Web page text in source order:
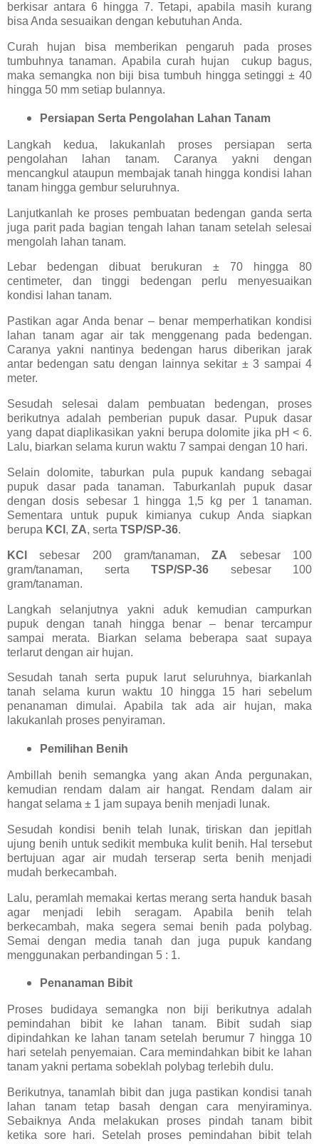
berkisar antara 6 hingga 7. Tetapi, apabila masih kurang
bisa Anda sesuaikan dengan kebutuhan Anda.
Curah hujan bisa memberikan pengaruh pada proses
tumbuhnya tanaman. Apabila curah hujan cukup bagus,
maka semangka non biji bisa tumbuh hingga setinggi ± 40
hingga 50 mm setiap bulannya.
Persiapan Serta Pengolahan Lahan Tanam
Langkah kedua, lakukanlah proses persiapan serta
pengolahan lahan tanam. Caranya yakni dengan
mencangkul ataupun membajak tanah hingga kondisi lahan
tanam hingga gembur seluruhnya.
Lanjutkanlah ke proses pembuatan bedengan ganda serta
juga parit pada bagian tengah lahan tanam setelah selesai
mengolah lahan tanam.
Lebar bedengan dibuat berukuran ± 70 hingga 80
centimeter, dan tinggi bedengan perlu menyesuaikan
kondisi lahan tanam.
Pastikan agar Anda benar – benar memperhatikan kondisi
lahan tanam agar air tak menggenang pada bedengan.
Caranya yakni nantinya bedengan harus diberikan jarak
antar bedengan satu dengan lainnya sekitar ± 3 sampai 4
meter.
Sesudah selesai dalam pembuatan bedengan, proses
berikutnya adalah pemberian pupuk dasar. Pupuk dasar
yang dapat diaplikasikan yakni berupa dolomite jika pH < 6.
Lalu, biarkan selama kurun waktu 7 sampai dengan 10 hari.
Selain dolomite, taburkan pula pupuk kandang sebagai
pupuk dasar pada tanaman. Taburkanlah pupuk dasar
dengan dosis sebesar 1 hingga 1,5 kg per 1 tanaman.
Sementara untuk pupuk kimianya cukup Anda siapkan
berupa KCl , ZA, serta TSP/SP-36.
KCl sebesar 200 gram/tanaman,ZA sebesar 100
gram/tanaman, serta TSP/SP-36 sebesar 100
gram/tanaman.
Langkah selanjutnya yakni aduk kemudian campurkan
pupuk dengan tanah hingga benar – benar tercampur
sampai merata. Biarkan selama beberapa saat supaya
terlarut dengan air hujan.
Sesudah tanah serta pupuk larut seluruhnya, biarkanlah
tanah selama kurun waktu 10 hingga 15 hari sebelum
penanaman dimulai. Apabila tak ada air hujan, maka
lakukanlah proses penyiraman.
Pemilihan Benih
Ambillah benih semangka yang akan Anda pergunakan,
kemudian rendam dalam air hangat. Rendam dalam air
hangat selama ± 1 jam supaya benih menjadi lunak.
Sesudah kondisi benih telah lunak, tiriskan dan jepitlah
ujung benih untuk sedikit membuka kulit benih. Hal tersebut
bertujuan agar air mudah terserap serta benih menjadi
mudah berkecambah.
Lalu, peramlah memakai kertas merang serta handuk basah
agar menjadi lebih seragam. Apabila benih telah
berkecambah, maka segera semai benih pada polybag.
Semai dengan media tanah dan juga pupuk kandang
menggunakan perbandingan 5 : 1.
Penanaman Bibit
Proses budidaya semangka non biji berikutnya adalah
pemindahan bibit ke lahan tanam. Bibit sudah siap
dipindahkan ke lahan tanam setelah berumur 7 hingga 10
hari setelah penyemaian. Cara memindahkan bibit ke lahan
tanam yakni pertama sobeklah polybag terlebih dulu.
Berikutnya, tanamlah bibit dan juga pastikan kondisi tanah
lahan tanam tetap basah dengan cara menyiraminya.
Sebaiknya Anda melakukan proses pindah tanam bibit
ketika sore hari. Setelah proses pemindahan bibit telah